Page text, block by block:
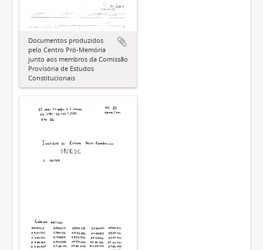
Documentos produzidos
pelo Centro Pró-Memória
junto aos membros da Comissão
Provisória de Estudos
Constitucionais